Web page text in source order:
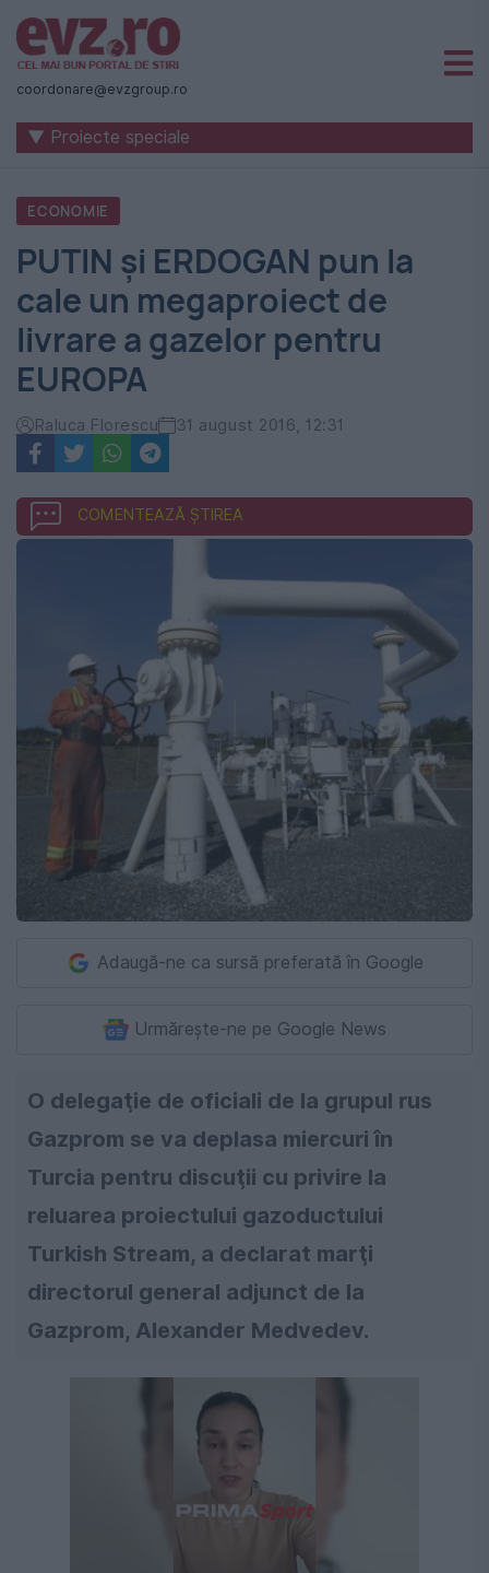
Știri
naționale
internaționale
România
-
Evenimentul
Zilei
coordonare@evzgroup.ro
▼ Proiecte speciale
ECONOMIE
PUTIN și ERDOGAN pun la
cale un megaproiect de
livrare a gazelor pentru
EUROPA
Raluca Florescu 31 august 2016, 12:31
COMENTEAZĂ ȘTIREA
Adaugă-ne ca sursă preferată în Google
Urmărește-ne pe Google News
O delegaţie de oficiali de la grupul rus
Gazprom se va deplasa miercuri în
Turcia pentru discuţii cu privire la
reluarea proiectului gazoductului
Turkish Stream, a declarat marţi
directorul general adjunct de la
Gazprom, Alexander Medvedev.